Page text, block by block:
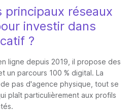
principaux réseaux
investir dans
?
ligne depuis 2019, il propose des
un parcours 100 % digital. La
pas d'agence physique, tout se
plaît particulièrement aux profils